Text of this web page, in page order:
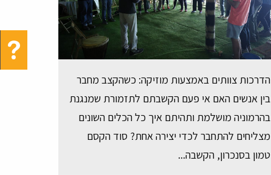
הדרכות צוותים באמצעות מוזיקה: כשהקצב מחבר
בין אנשים האם אי פעם הקשבתם לתזמורת שמנגנת
בהרמוניה מושלמת ותהיתם איך כל הכלים השונים
מצליחים להתחבר לכדי יצירה אחת? סוד הקסם
טמון בסנכרון, הקשבה...